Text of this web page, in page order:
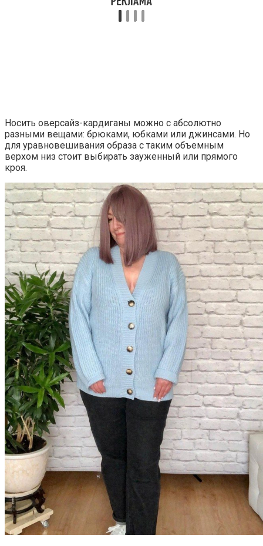
Носить оверсайз-кардиганы можно с абсолютно
разными вещами: брюками, юбками или джинсами. Но
для уравновешивания образа с таким объемным
верхом низ стоит выбирать зауженный или прямого
кроя.